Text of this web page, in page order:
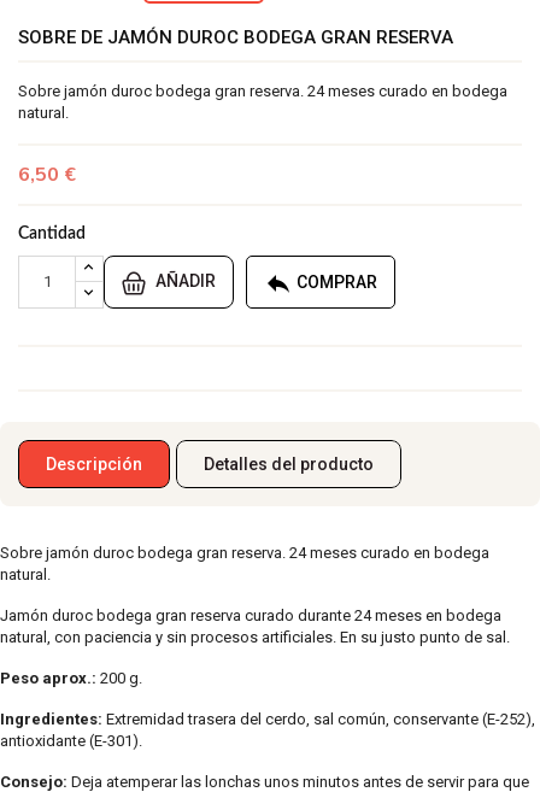
SOBRE DE JAMÓN DUROC BODEGA GRAN RESERVA
Sobre jamón duroc bodega gran reserva. 24 meses curado en bodega
natural.
6,50 €
Cantidad
AÑADIR  COMPRAR
Descripción Detalles del producto
Sobre jamón duroc bodega gran reserva. 24 meses curado en bodega
natural.
Jamón duroc bodega gran reserva curado durante 24 meses en bodega
natural, con paciencia y sin procesos artificiales. En su justo punto de sal.
Peso aprox.: 200 g.
Ingredientes: Extremidad trasera del cerdo, sal común, conservante (E-252),
antioxidante (E-301).
Consejo: Deja atemperar las lonchas unos minutos antes de servir para que